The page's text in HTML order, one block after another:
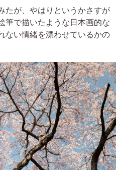
たが、やはりというかさすが
筆で描いたような日本画的な
ない情緒を漂わせているかの